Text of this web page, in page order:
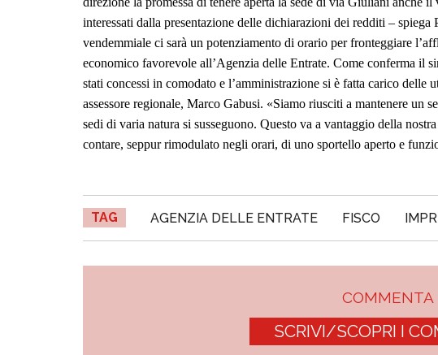
interessati dalla presentazione delle dichiarazioni dei redditi –
vendemmiale ci sarà un potenziamento di orario per fronteggiare
economico favorevole all’Agenzia delle Entrate. Come conferma il
stati concessi in comodato e l’amministrazione si è fatta carico delle
assessore regionale, Marco Gabusi. «Siamo riusciti a mantenere un
sedi di varia natura si susseguono. Questo va a vantaggio della
contare, seppur rimodulato negli orari, di uno sportello aperto e
TAG AGENZIA DELLE ENTRATE FISCO
COMMENTA
SCRIVI/SCOPRI I